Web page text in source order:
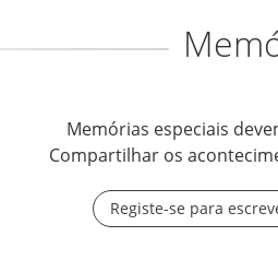
Memórias especiais
Compartilhar os
Registe-se para